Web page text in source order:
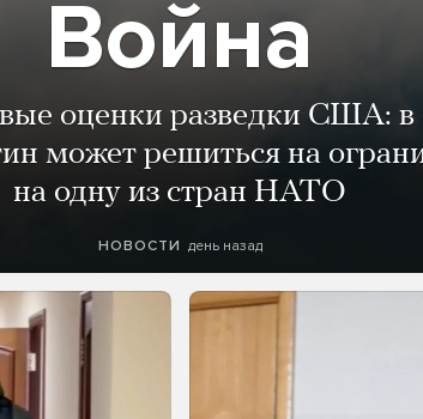
Война
оценки разведки США:
может решиться на
на одну из стран НАТО
НОВОСТИ день назад